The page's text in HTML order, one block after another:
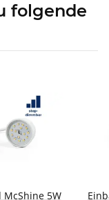
folgende
McShine 5W